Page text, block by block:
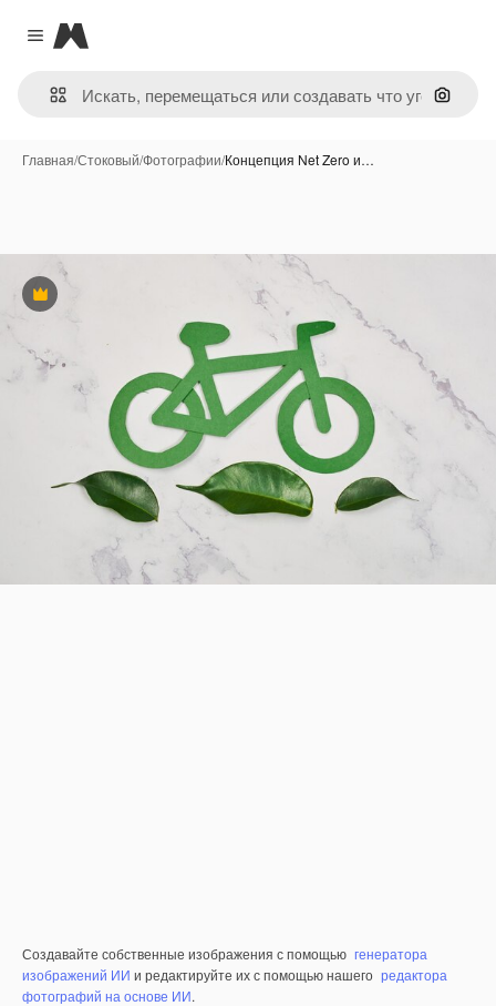
Close menu
Magnific
Поиск
Главная/Стоковый/Фотографии/Концепция Net Zero и…
Премиум
Создавайте собственные изображения с помощью генератора
изображений ИИ и редактируйте их с помощью нашего редактора
фотографий на основе ИИ.